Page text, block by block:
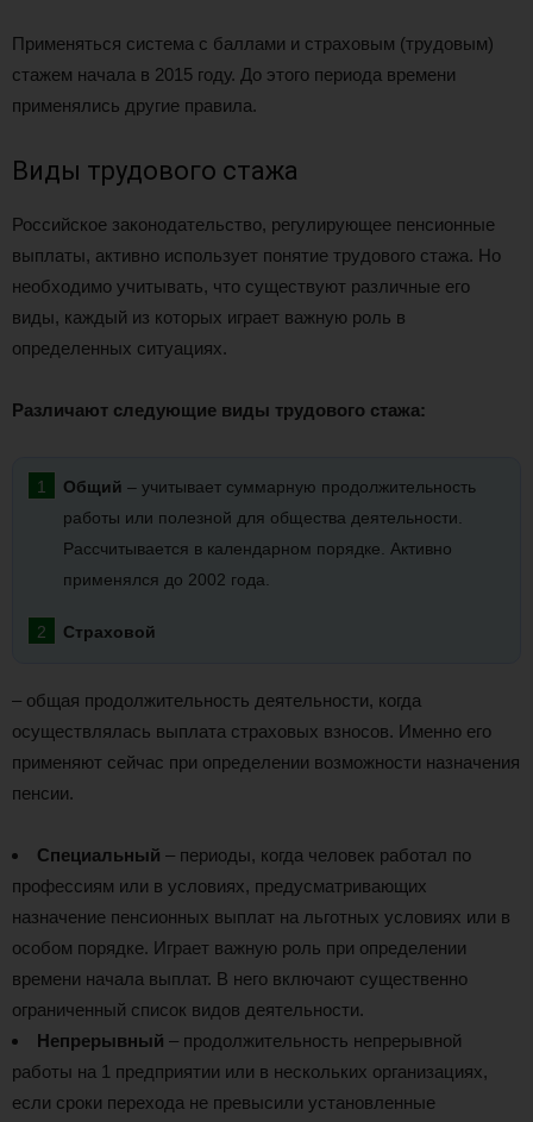
Применяться система с баллами и страховым (трудовым)
стажем начала в 2015 году. До этого периода времени
применялись другие правила.
Виды трудового стажа
Российское законодательство, регулирующее пенсионные
выплаты, активно использует понятие трудового стажа. Но
необходимо учитывать, что существуют различные его
виды, каждый из которых играет важную роль в
определенных ситуациях.
Различают следующие виды трудового стажа:
Общий – учитывает суммарную продолжительность
работы или полезной для общества деятельности.
Рассчитывается в календарном порядке. Активно
применялся до 2002 года.
Страховой
– общая продолжительность деятельности, когда
осуществлялась выплата страховых взносов. Именно его
применяют сейчас при определении возможности назначения
пенсии.
Специальный – периоды, когда человек работал по
профессиям или в условиях, предусматривающих
назначение пенсионных выплат на льготных условиях или в
особом порядке. Играет важную роль при определении
времени начала выплат. В него включают существенно
ограниченный список видов деятельности.
Непрерывный – продолжительность непрерывной
работы на 1 предприятии или в нескольких организациях,
если сроки перехода не превысили установленные